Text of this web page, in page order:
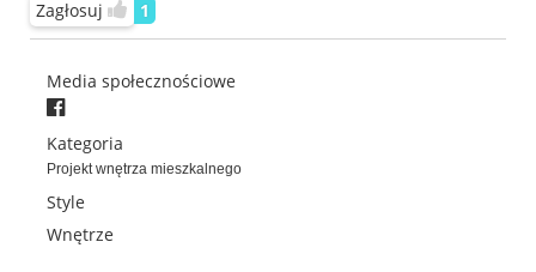
Zagłosuj
1
Media społecznościowe
Kategoria
Projekt wnętrza mieszkalnego
Style
Wnętrze